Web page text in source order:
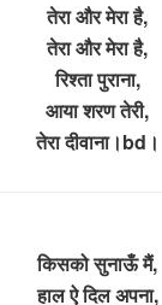
तेरा और मेरा है,
तेरा और मेरा है,
रिश्ता पुराना,
आया शरण तेरी,
तेरा दीवाना।bd।
किसको सुनाऊँ मैं,
हाल ऐ दिल अपना,